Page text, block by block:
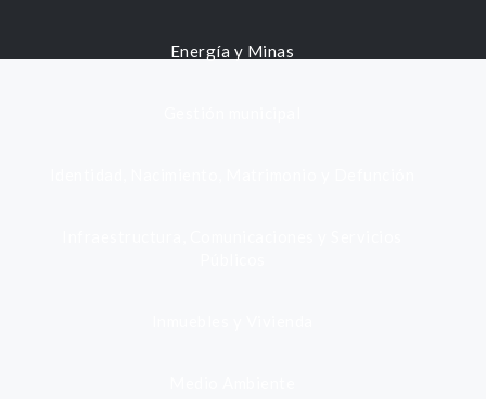
Energía y Minas